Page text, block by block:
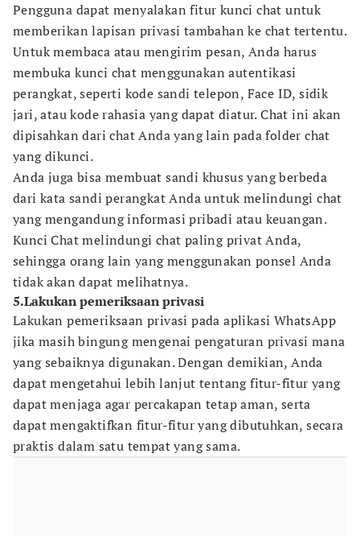
Pengguna dapat menyalakan fitur kunci chat untuk
memberikan lapisan privasi tambahan ke chat tertentu.
Untuk membaca atau mengirim pesan, Anda harus
membuka kunci chat menggunakan autentikasi
perangkat, seperti kode sandi telepon, Face ID, sidik
jari, atau kode rahasia yang dapat diatur. Chat ini akan
dipisahkan dari chat Anda yang lain pada folder chat
yang dikunci.
Anda juga bisa membuat sandi khusus yang berbeda
dari kata sandi perangkat Anda untuk melindungi chat
yang mengandung informasi pribadi atau keuangan.
Kunci Chat melindungi chat paling privat Anda,
sehingga orang lain yang menggunakan ponsel Anda
tidak akan dapat melihatnya.
5.Lakukan pemeriksaan privasi
Lakukan pemeriksaan privasi pada aplikasi WhatsApp
jika masih bingung mengenai pengaturan privasi mana
yang sebaiknya digunakan. Dengan demikian, Anda
dapat mengetahui lebih lanjut tentang fitur-fitur yang
dapat menjaga agar percakapan tetap aman, serta
dapat mengaktifkan fitur-fitur yang dibutuhkan, secara
praktis dalam satu tempat yang sama.